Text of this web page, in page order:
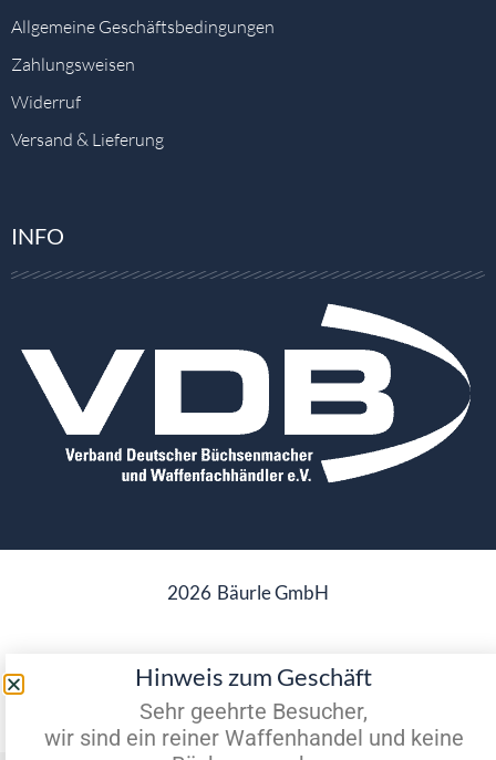
Allgemeine Geschäftsbedingungen
Zahlungsweisen
Widerruf
Versand & Lieferung
INFO
2026 Bäurle GmbH
Datenschutz Impressum
Hinweis zum Geschäft
Sehr geehrte Besucher,
wir sind ein reiner Waffenhandel und keine